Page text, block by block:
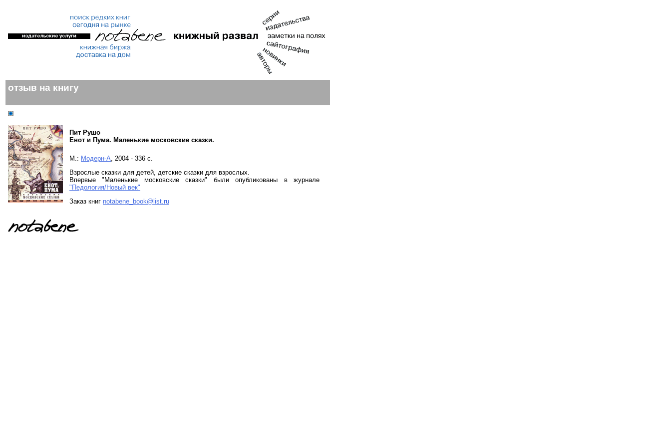
отзыв на книгу
Пит Рушо
Енот и Пума. Маленькие московские сказки.
М.: Модерн-А , 2004 - 336 с.
Взрослые сказки для детей, детские сказки для взрослых.
Впервые "Маленькие московские сказки" были опубликованы в журнале
"Педология/Новый век"
Заказ книг notabene_book@list.ru